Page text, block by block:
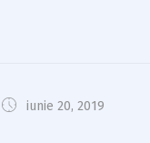
iunie 20, 2019